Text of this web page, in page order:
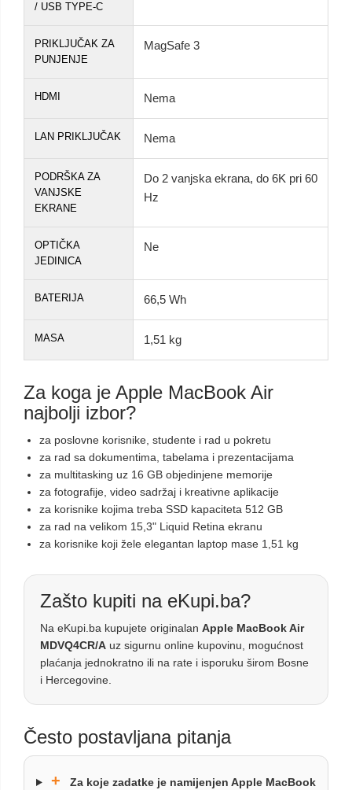
/ USB TYPE-C
PRIKLJUČAK ZA
PUNJENJE
MagSafe 3
HDMI Nema
LAN PRIKLJUČAK Nema
PODRŠKA ZA
VANJSKE
EKRANE
Do 2 vanjska ekrana, do 6K pri 60
Hz
OPTIČKA
JEDINICA
Ne
BATERIJA 66,5 Wh
MASA 1,51 kg
Za koga je Apple MacBook Air
najbolji izbor?
za poslovne korisnike, studente i rad u pokretu
za rad sa dokumentima, tabelama i prezentacijama
za multitasking uz 16 GB objedinjene memorije
za fotografije, video sadržaj i kreativne aplikacije
za korisnike kojima treba SSD kapaciteta 512 GB
za rad na velikom 15,3" Liquid Retina ekranu
za korisnike koji žele elegantan laptop mase 1,51 kg
Zašto kupiti na eKupi.ba?
Na eKupi.ba kupujete originalan Apple MacBook Air
MDVQ4CR/A uz sigurnu online kupovinu, mogućnost
plaćanja jednokratno ili na rate i isporuku širom Bosne
i Hercegovine.
Često postavljana pitanja
+ Za koje zadatke je namijenjen Apple MacBook